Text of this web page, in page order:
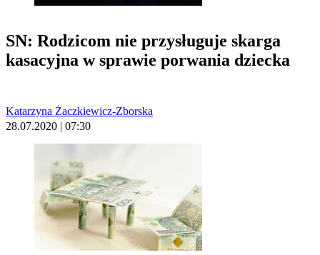
SN: Rodzicom nie przysługuje skarga
kasacyjna w sprawie porwania dziecka
Katarzyna Żaczkiewicz-Zborska
28.07.2020 | 07:30